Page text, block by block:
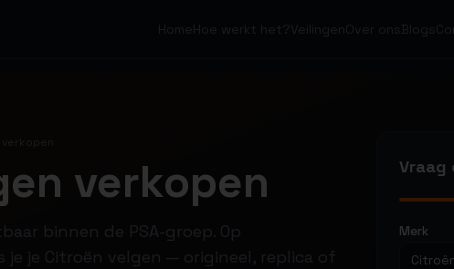
HomeHoe werkt het? VeilingenOver ons Blogs
verkopen
binnen de PSA-groep. Op
je Citroën velgen — origineel, replica of
Vraag
Merk